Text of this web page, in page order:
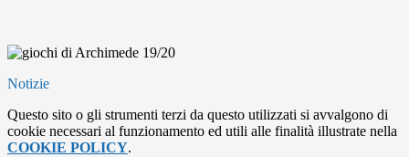
Notizie
Questo sito o gli strumenti terzi da questo utilizzati si avvalgono di
cookie necessari al funzionamento ed utili alle finalità illustrate nella
COOKIE POLICY.